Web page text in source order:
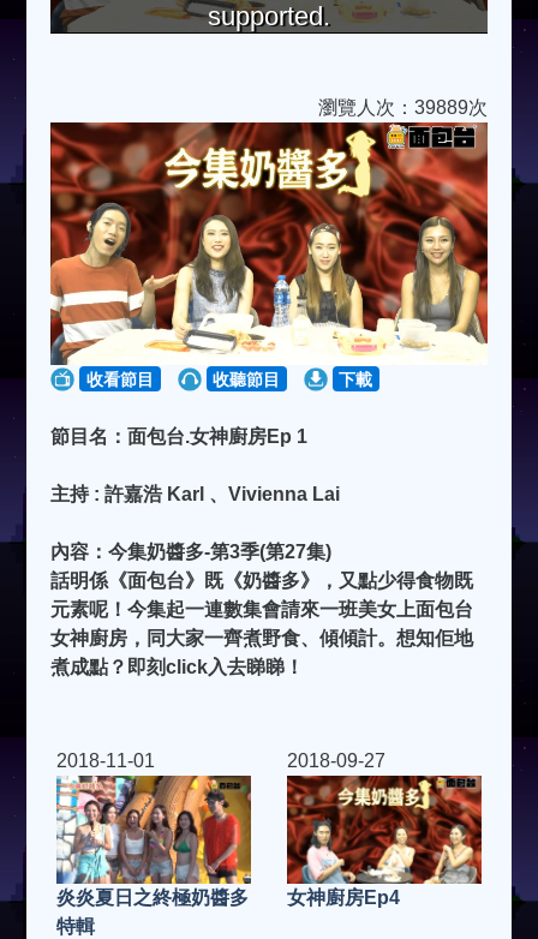
supported.
瀏覽人次：39889次
收看節目 收聽節目 下載
節目名：面包台.女神廚房Ep 1
主持 : 許嘉浩 Karl 、Vivienna Lai
內容：今集奶醬多-第3季(第27集)
話明係《面包台》既《奶醬多》，又點少得食物既
元素呢！今集起一連數集會請來一班美女上面包台
女神廚房，同大家一齊煮野食、傾傾計。想知佢地
煮成點？即刻click入去睇睇！
2018-11-01
炎炎夏日之終極奶醬多
特輯
2018-09-27
女神廚房Ep4